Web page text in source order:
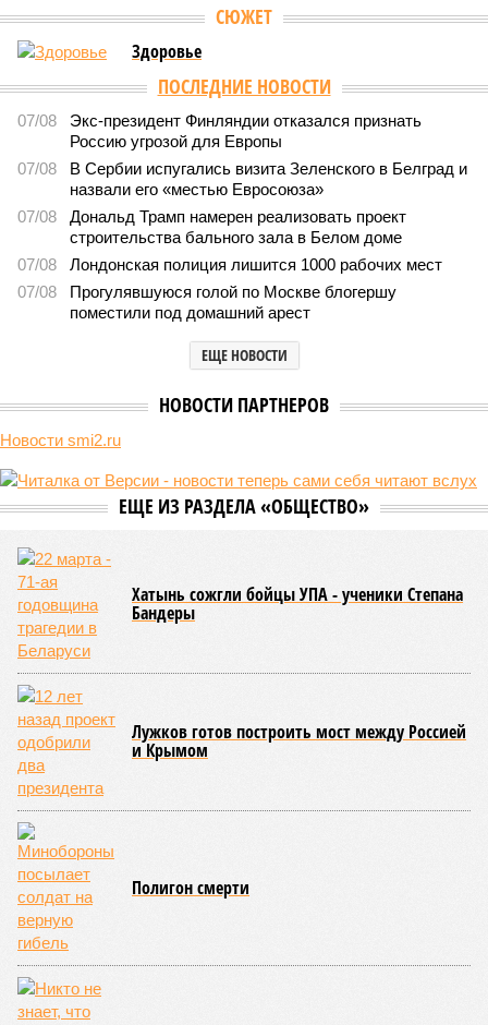
СЮЖЕТ
Здоровье
ПОСЛЕДНИЕ НОВОСТИ
07/08
Экс-президент Финляндии отказался признать
Россию угрозой для Европы
07/08
В Сербии испугались визита Зеленского в Белград и
назвали его «местью Евросоюза»
07/08
Дональд Трамп намерен реализовать проект
строительства бального зала в Белом доме
07/08
Лондонская полиция лишится 1000 рабочих мест
07/08
Прогулявшуюся голой по Москве блогершу
поместили под домашний арест
ЕЩЕ НОВОСТИ
НОВОСТИ ПАРТНЕРОВ
Новости smi2.ru
ЕЩЕ ИЗ РАЗДЕЛА «ОБЩЕСТВО»
Хатынь сожгли бойцы УПА - ученики Степана
Бандеры
Лужков готов построить мост между Россией
и Крымом
Полигон смерти